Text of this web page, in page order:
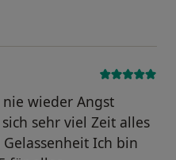
wieder Angst
sehr viel Zeit alles
Ich bin